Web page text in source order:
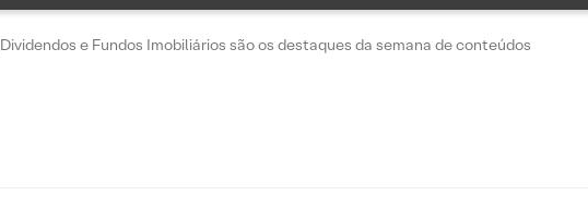
e Fundos Imobiliários são os destaques da semana de conteúdos